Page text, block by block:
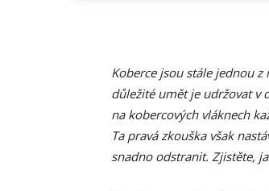
Koberce jsou stále jednou
důležité umět je udržovat v
na kobercových vláknech
Ta pravá zkouška však
snadno odstranit. Zjistěte,